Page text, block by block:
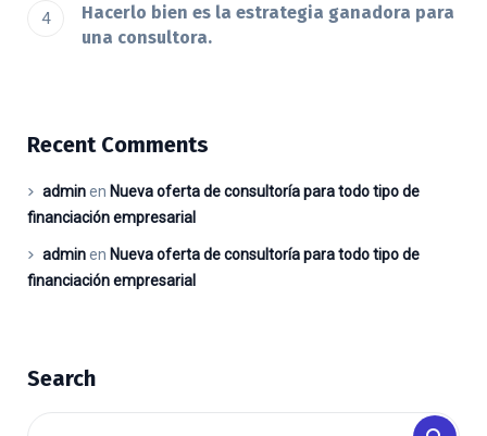
Hacerlo bien es la estrategia ganadora para
una consultora.
Recent Comments
adminen Nueva oferta de consultoría para todo tipo de
financiación empresarial
adminen Nueva oferta de consultoría para todo tipo de
financiación empresarial
Search